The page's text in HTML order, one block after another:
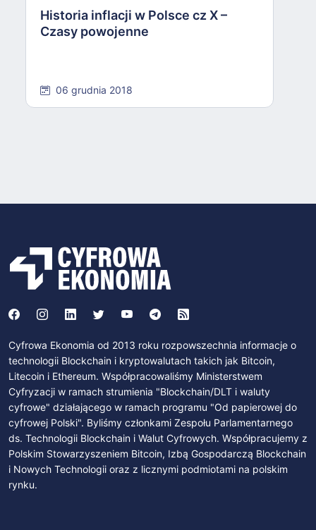
Historia inflacji w Polsce cz X –
Czasy powojenne
06 grudnia 2018
Cyfrowa Ekonomia od 2013 roku rozpowszechnia informacje o
technologii Blockchain i kryptowalutach takich jak Bitcoin,
Litecoin i Ethereum. Współpracowaliśmy Ministerstwem
Cyfryzacji w ramach strumienia "Blockchain/DLT i waluty
cyfrowe" działającego w ramach programu "Od papierowej do
cyfrowej Polski". Byliśmy członkami Zespołu Parlamentarnego
ds. Technologii Blockchain i Walut Cyfrowych. Współpracujemy z
Polskim Stowarzyszeniem Bitcoin, Izbą Gospodarczą Blockchain
i Nowych Technologii oraz z licznymi podmiotami na polskim
rynku.